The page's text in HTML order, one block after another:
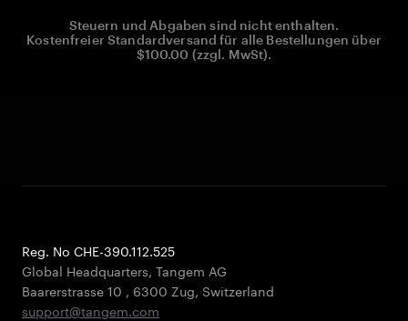
Steuern und Abgaben sind nicht enthalten.
Kostenfreier Standardversand für alle Bestellungen über
$100.00 (zzgl. MwSt).
Reg. No CHE-390.112.525
Global Headquarters, Tangem AG
Baarerstrasse 10 , 6300 Zug, Switzerland
support@tangem.com